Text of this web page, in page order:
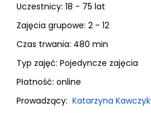
Uczestnicy: 18 - 75 lat
Zajęcia grupowe: 2 - 12
Czas trwania: 480 min
Typ zajęć: Pojedyncze zajęcia
Płatność: online
Prowadzący: Katarzyna Kawczyk